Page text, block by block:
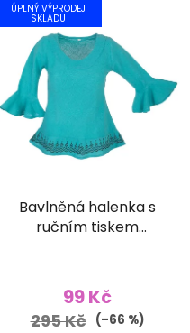
ÚPLNÝ VÝPRODEJ
SKLADU
Bavlněná halenka s
ručním tiskem
99 Kč
295 Kč (–66 %)